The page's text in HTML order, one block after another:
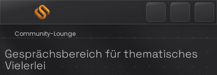
Community-Lounge
Gesprächsbereich für thematisches
Vielerlei